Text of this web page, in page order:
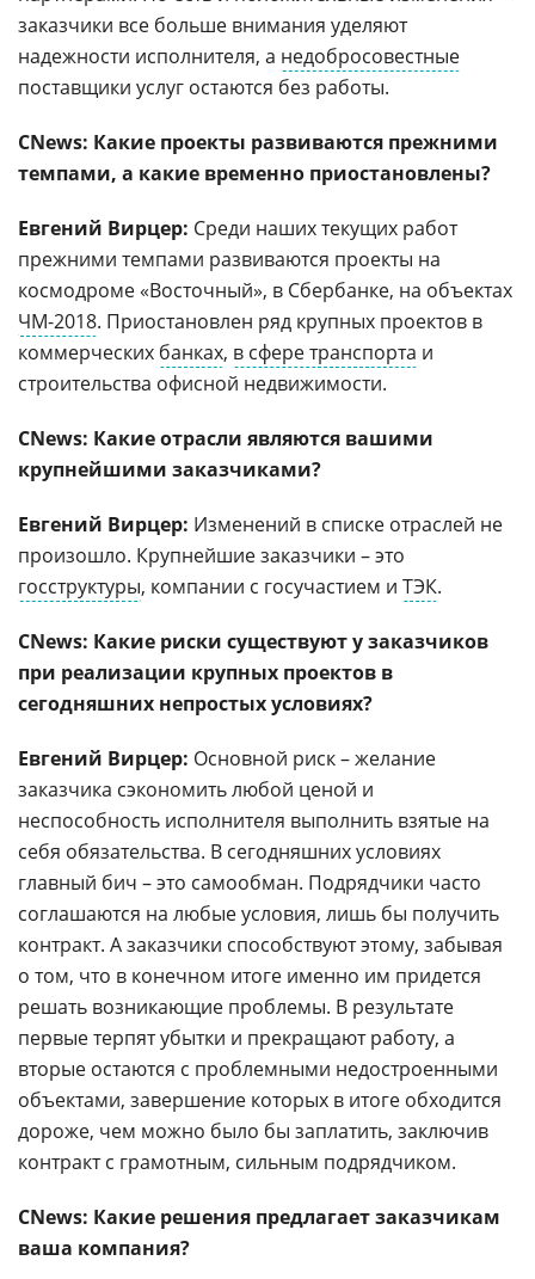
заказчики все больше внимания уделяют
надежности исполнителя, а недобросовестные
поставщики услуг остаются без работы.
CNews: Какие проекты развиваются прежними
темпами, а какие временно приостановлены?
Евгений Вирцер: Среди наших текущих работ
прежними темпами развиваются проекты на
космодроме «Восточный», в Сбербанке, на объектах
ЧМ-2018. Приостановлен ряд крупных проектов в
коммерческих банках, в сфере транспорта и
строительства офисной недвижимости.
CNews: Какие отрасли являются вашими
крупнейшими заказчиками?
Евгений Вирцер: Изменений в списке отраслей не
произошло. Крупнейшие заказчики – это
госструктуры, компании с госучастием и ТЭК.
CNews: Какие риски существуют у заказчиков
при реализации крупных проектов в
сегодняшних непростых условиях?
Евгений Вирцер: Основной риск – желание
заказчика сэкономить любой ценой и
неспособность исполнителя выполнить взятые на
себя обязательства. В сегодняшних условиях
главный бич – это самообман. Подрядчики часто
соглашаются на любые условия, лишь бы получить
контракт. А заказчики способствуют этому, забывая
о том, что в конечном итоге именно им придется
решать возникающие проблемы. В результате
первые терпят убытки и прекращают работу, а
вторые остаются с проблемными недостроенными
объектами, завершение которых в итоге обходится
дороже, чем можно было бы заплатить, заключив
контракт с грамотным, сильным подрядчиком.
CNews: Какие решения предлагает заказчикам
ваша компания?